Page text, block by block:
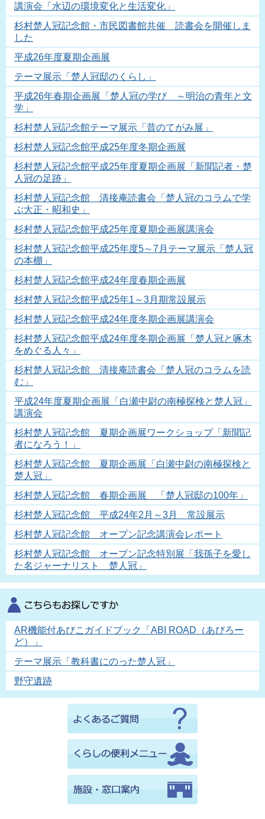
講演会「水辺の環境変化と生活変化」
杉村楚人冠記念館・市民図書館共催 読書会を開催しま
した
平成26年度夏期企画展
テーマ展示「楚人冠邸のくらし」
平成26年春期企画展「楚人冠の学び ～明治の青年と文
学」
杉村楚人冠記念館テーマ展示「昔のてがみ展」
杉村楚人冠記念館平成25年度冬期企画展
杉村楚人冠記念館平成25年度夏期企画展「新聞記者・楚
人冠の足跡」
杉村楚人冠記念館 清接庵読書会「楚人冠のコラムで学
ぶ大正・昭和史」
杉村楚人冠記念館平成25年度夏期企画展講演会
杉村楚人冠記念館平成25年度5～7月テーマ展示「楚人冠
の本棚」
杉村楚人冠記念館平成24年度春期企画展
杉村楚人冠記念館平成25年1～3月期常設展示
杉村楚人冠記念館平成24年度冬期企画展講演会
杉村楚人冠記念館平成24年度冬期企画展「楚人冠と啄木
をめぐる人々」
杉村楚人冠記念館 清接庵読書会「楚人冠のコラムを読
む」
平成24年度夏期企画展「白瀬中尉の南極探検と楚人冠」
講演会
杉村楚人冠記念館 夏期企画展ワークショップ「新聞記
者になろう！」
杉村楚人冠記念館 夏期企画展「白瀬中尉の南極探検と
楚人冠」
杉村楚人冠記念館 春期企画展 「楚人冠邸の100年」
杉村楚人冠記念館 平成24年2月～3月 常設展示
杉村楚人冠記念館 オープン記念講演会レポート
杉村楚人冠記念館 オープン記念特別展「我孫子を愛し
た名ジャーナリスト 楚人冠」
AR機能付あびこガイドブック「ABI ROAD（あびろー
ど）」
テーマ展示「教科書にのった楚人冠」
野守遺跡